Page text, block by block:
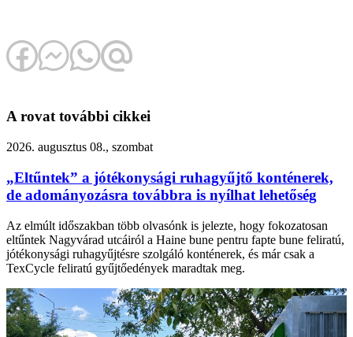
A rovat további cikkei
2026. augusztus 08., szombat
„Eltűntek” a jótékonysági ruhagyűjtő konténerek,
de adományozásra továbbra is nyílhat lehetőség
Az elmúlt időszakban több olvasónk is jelezte, hogy fokozatosan
eltűntek Nagyvárad utcáiról a Haine bune pentru fapte bune feliratú,
jótékonysági ruhagyűjtésre szolgáló konténerek, és már csak a
TexCycle feliratú gyűjtőedények maradtak meg.